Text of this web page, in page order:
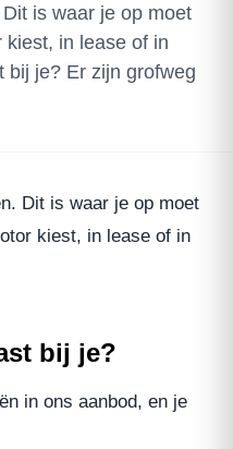
is waar je op moet
kiest, in lease of in
bij je? Er zijn grofweg
Dit is waar je op moet
kiest, in lease of in
bij je?
in ons aanbod, en je